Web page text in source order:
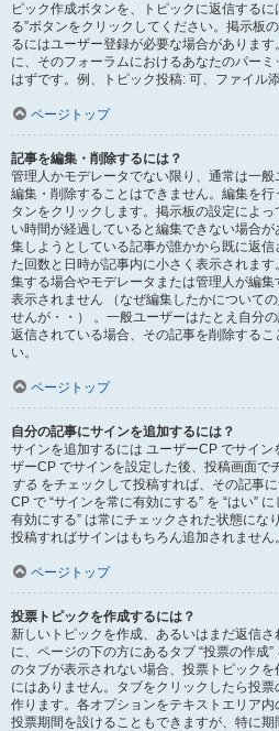
ピック作成ボタンを、トピックに返信する
る”ボタンをクリックしてください。掲示板
るにはユーザー登録が必要な場合がありま
に、そのフォーラムにおけるあなたのパー
はずです。例、トピック投稿: 可、ファイル添
ページトップ
記事を編集・削除するには？
管理人かモデレータでない限り、通常は一
編集・削除することはできません。編集を
タンをクリックします。掲示板の設定によ
い時間が経過していると編集できない場合
集しようとしている記事が誰かから既に返
た回数と日時が記事内に小さく表示されま
集する場合やモデレータまたは管理人が編
表示されません （なぜ編集したかについて
せんが・・） 。一般ユーザーはたとえ自分
返信されている場合、その記事を削除する
い。
ページトップ
自分の記事にサインを追加するには？
サインを追加するには ユーザーCP でサイ
ザーCP でサインを設定した後、投稿画面で
する をチェックして投稿すれば、その記事
CP で “サインを常に有効にする” を “はい”
有効にする” は常にチェックされた状態にな
投稿すればサインはもちろん追加されません。
ページトップ
投票トピックを作成するには？
新しいトピックを作成、あるいはまだ返信
に、ページの下の方にあるタブ “投票の作成
のタブが表示されない場合、投票トピック
にはありません。タブをクリックしたら投
作ります。各オプションをテキストエリア内
投票期間を設けることもできますが、特に